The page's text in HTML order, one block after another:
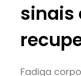
sinais
Fadiga